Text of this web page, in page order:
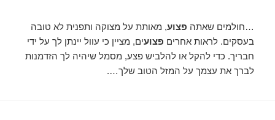
…חולמים שאתה פצוע, מאותת על מצוקה ותפנית לא טובה
בעסקים. לראות אחרים פצועים, מציין כי עוול יינתן לך על ידי
חבריך. כדי להקל או להלביש פצע, מסמל שיהיה לך הזדמנות
לברך את עצמך על המזל הטוב שלך….